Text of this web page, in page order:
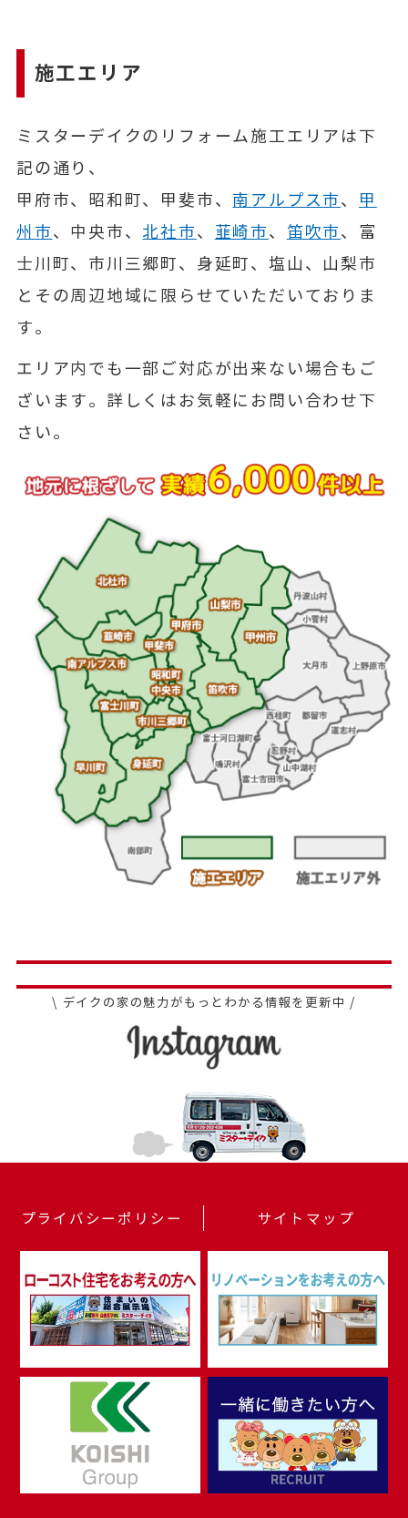
施工エリア
ミスターデイクのリフォーム施工エリアは下
記の通り、
甲府市、昭和町、甲斐市、 南アルプス市、 甲
州市、中央市、北社市、 韮崎市、 笛吹市、富
士川町、市川三郷町、身延町、塩山、山梨市
とその周辺地域に限らせていただいておりま
す。
エリア内でも一部ご対応が出来ない場合もご
ざいます。詳しくはお気軽にお問い合わせ下
さい。
\ デイクの家の魅力がもっとわかる情報を更新中 /
プライバシーポリシー サイトマップ